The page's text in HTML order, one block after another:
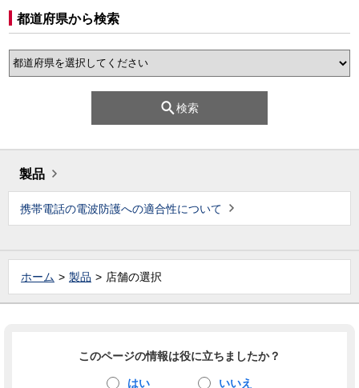
都道府県から検索
検索
製品
携帯電話の電波防護への適合性について
ホーム 製品 店舗の選択
このページの情報は役に立ちましたか？
はい いいえ